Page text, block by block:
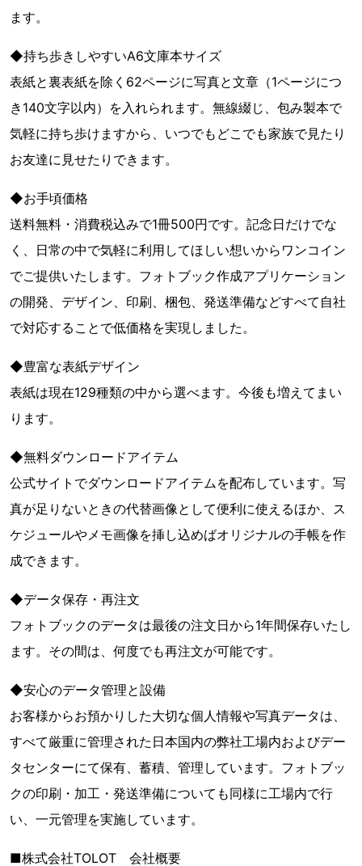
ます。
◆持ち歩きしやすいA6文庫本サイズ
表紙と裏表紙を除く62ページに写真と文章（1ページにつ
き140文字以内）を入れられます。無線綴じ、包み製本で
気軽に持ち歩けますから、いつでもどこでも家族で見たり
お友達に見せたりできます。
◆お手頃価格
送料無料・消費税込みで1冊500円です。記念日だけでな
く、日常の中で気軽に利用してほしい想いからワンコイン
でご提供いたします。フォトブック作成アプリケーション
の開発、デザイン、印刷、梱包、発送準備などすべて自社
で対応することで低価格を実現しました。
◆豊富な表紙デザイン
表紙は現在129種類の中から選べます。今後も増えてまい
ります。
◆無料ダウンロードアイテム
公式サイトでダウンロードアイテムを配布しています。写
真が足りないときの代替画像として便利に使えるほか、ス
ケジュールやメモ画像を挿し込めばオリジナルの手帳を作
成できます。
◆データ保存・再注文
フォトブックのデータは最後の注文日から1年間保存いたし
ます。その間は、何度でも再注文が可能です。
◆安心のデータ管理と設備
お客様からお預かりした大切な個人情報や写真データは、
すべて厳重に管理された日本国内の弊社工場内およびデー
タセンターにて保有、蓄積、管理しています。フォトブッ
クの印刷・加工・発送準備についても同様に工場内で行
い、一元管理を実施しています。
■株式会社TOLOT 会社概要